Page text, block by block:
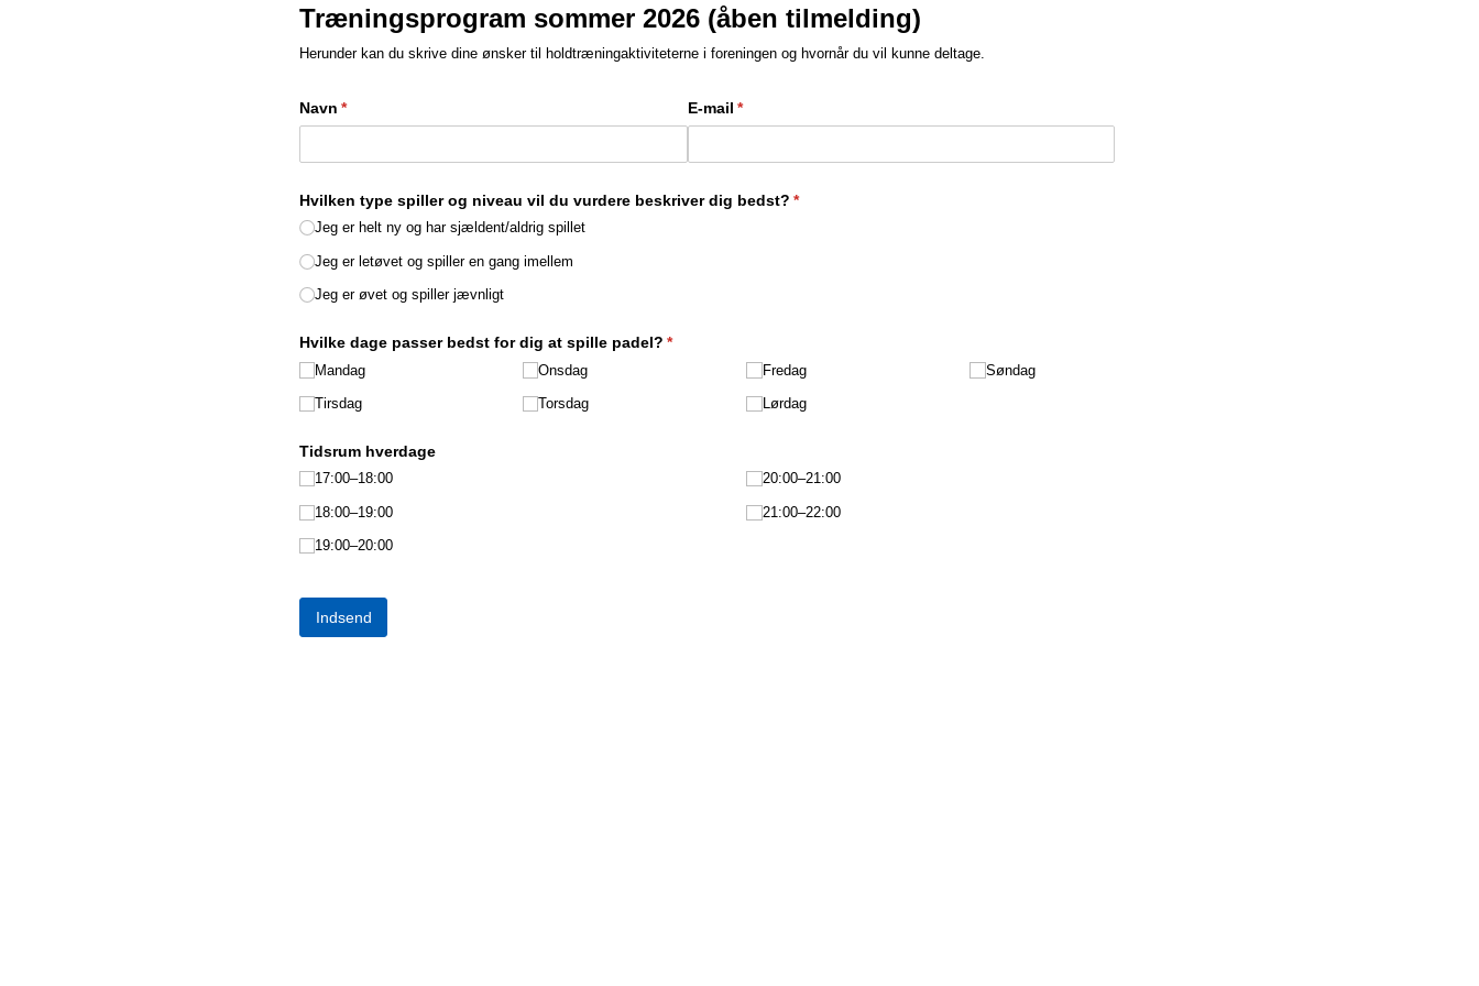
Træningsprogram sommer 2026 (åben tilmelding)
Herunder kan du skrive dine ønsker til holdtræningaktiviteterne i foreningen og hvornår du vil kunne deltage.
Navn *
(påkrævet) E-mail *
(påkrævet)
Hvilken type spiller og niveau vil du vurdere beskriver dig bedst? *
(påkrævet)
Jeg er helt ny og har sjældent/​aldrig spillet
Jeg er letøvet og spiller en gang imellem
Jeg er øvet og spiller jævnligt
Hvilke dage passer bedst for dig at spille padel? *
(påkrævet)
Mandag
Tirsdag
Onsdag
Torsdag
Fredag
Lørdag
Søndag
Tidsrum hverdage
17:00–18:00
18:00–19:00
19:00–20:00
20:00–21:00
21:00–22:00
Indsend